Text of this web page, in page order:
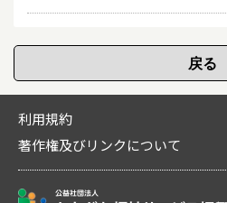
利用規約
著作権及びリンクについて